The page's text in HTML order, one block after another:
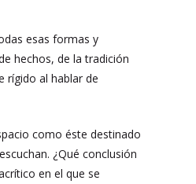
esas formas y
hechos, de la tradición
rígido al hablar de
como éste destinado
¿Qué conclusión
en el que se